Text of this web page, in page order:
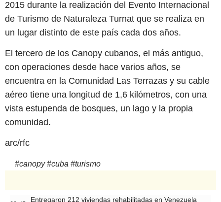
2015 durante la realización del Evento Internacional
de Turismo de Naturaleza Turnat que se realiza en
un lugar distinto de este país cada dos años.
El tercero de los Canopy cubanos, el más antiguo,
con operaciones desde hace varios años, se
encuentra en la Comunidad Las Terrazas y su cable
aéreo tiene una longitud de 1,6 kilómetros, con una
vista estupenda de bosques, un lago y la propia
comunidad.
arc/rfc
#canopy#cuba #turismo
Entregaron 212 viviendas rehabilitadas en Venezuela